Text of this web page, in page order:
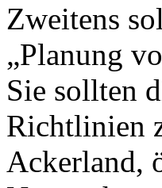
Zweitens
„Planung
Sie sollten
Richtlinien
Ackerland,